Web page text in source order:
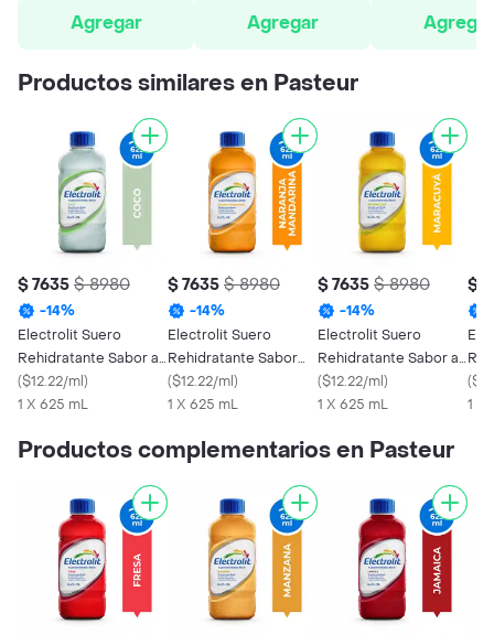
Agregar
Agregar
Agregar
Productos similares en Pasteur
$ 7635 $ 8980
-14%
Electrolit Suero
Rehidratante Sabor a
Coco
($12.22/ml)
1 X 625 mL
$ 7635 $ 8980
-14%
Electrolit Suero
Rehidratante Sabor
Naranja Mandarina
($12.22/ml)
1 X 625 mL
$ 7635 $ 8980
-14%
Electrolit Suero
Rehidratante Sabor a
Maracuyá
($12.22/ml)
1 X 625 mL
$
Azul
(
1 X
Productos complementarios en Pasteur